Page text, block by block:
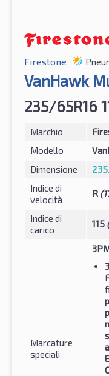
Firestone
VanHawk
235/65R16
Marchio
Modello
Dimensione
Indice di
velocità
R
Indice di
carico
115
Marcature
speciali